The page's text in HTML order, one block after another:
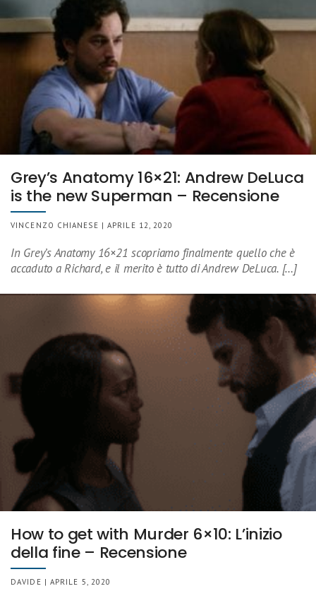
Grey’s Anatomy 16×21: Andrew DeLuca
is the new Superman – Recensione
VINCENZO CHIANESE | APRILE 12, 2020
In Grey’s Anatomy 16×21 scopriamo finalmente quello che è
accaduto a Richard, e il merito è tutto di Andrew DeLuca. […]
How to get with Murder 6×10: L’inizio
della fine – Recensione
DAVIDE | APRILE 5, 2020